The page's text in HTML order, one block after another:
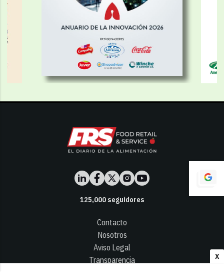
X
125,000seguidores
Contacto
Nosotros
Aviso Legal
Transparencia